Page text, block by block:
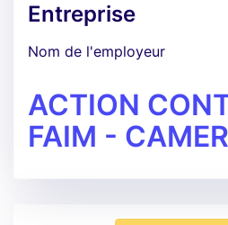
Entreprise
Nom de l'employeur
ACTION
FAIM -